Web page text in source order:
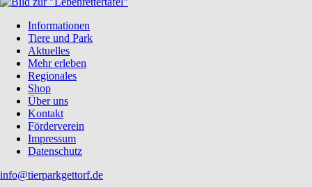
Navigation
überspringen
Informationen
Tiere und Park
Aktuelles
Mehr erleben
Regionales
Shop
Über uns
Kontakt
Förderverein
Impressum
Datenschutz
info@tierparkgettorf.de